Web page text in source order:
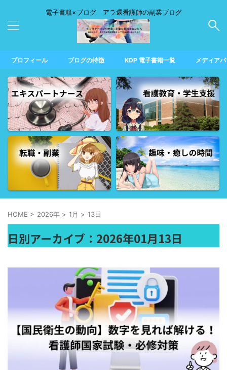
電子書籍×ブログ アラ還看護師の副業ブログ
プロフィール ブログの特徴 KDP 電子書籍一覧 メディア
HOME > 2026年 > 1月 > 13日
日別アーカイブ：2026年01月13日